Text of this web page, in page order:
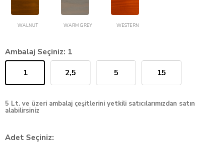
WALNUT WARM GREY WESTERN
Ambalaj Seçiniz: 1
1 2,5 5 15
5 Lt. ve üzeri ambalaj çeşitlerini yetkili satıcılarımızdan satın
alabilirsiniz
Adet Seçiniz: